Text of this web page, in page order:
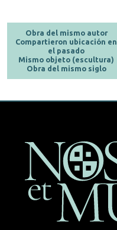
Obra del mismo autor
Compartieron ubicación en
el pasado
Mismo objeto (escultura)
Obra del mismo siglo